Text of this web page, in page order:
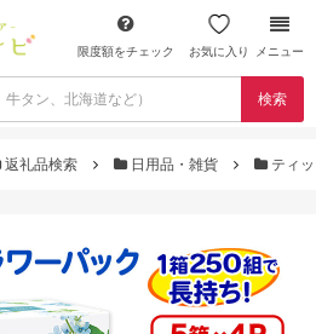
限度額をチェック お気に入り メニュー
検索
返礼品検索 日用品・雑貨 ティ